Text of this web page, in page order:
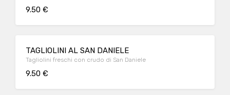
9.50 €
TAGLIOLINI AL SAN DANIELE
Tagliolini freschi con crudo di San Daniele
9.50 €